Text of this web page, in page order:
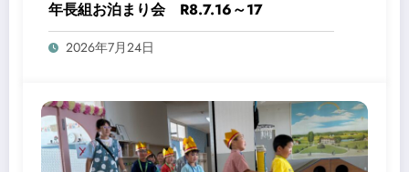
年長組お泊まり会 R8.7.16～17
2026年7月24日